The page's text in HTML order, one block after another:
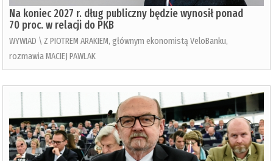
Na koniec 2027 r. dług publiczny będzie wynosił ponad
70 proc. w relacji do PKB
WYWIAD \ Z PIOTREM ARAKIEM, głównym ekonomistą VeloBanku,
rozmawia MACIEJ PAWLAK